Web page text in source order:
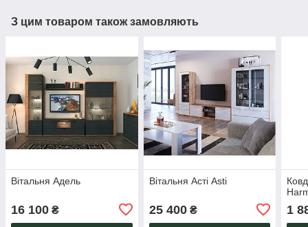
З цим товаром також замовляють
Вітальня Адель
16 100 ₴
Вітальня Асті Asti
25 400₴ 1